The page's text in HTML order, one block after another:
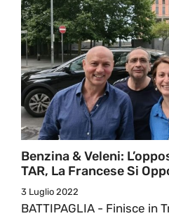
Benzina & Veleni:
TAR, La Francese Si
3 Luglio 2022
BATTIPAGLIA - Finisce in